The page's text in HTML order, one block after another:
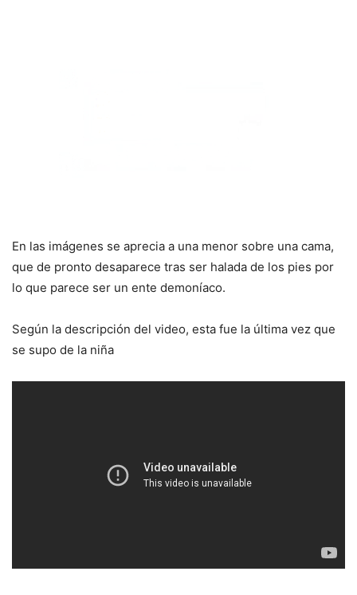
En las imágenes se aprecia a una menor sobre una cama,
que de pronto desaparece tras ser halada de los pies por
lo que parece ser un ente demoníaco.
Según la descripción del video, esta fue la última vez que
se supo de la niña